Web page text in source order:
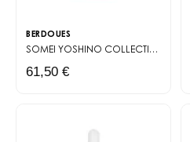
BERDOUES
SOMEI YOSHINO COLLECTION GRANDS CRUS
61,50 €